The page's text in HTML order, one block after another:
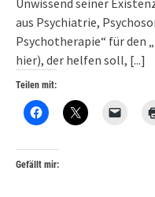
Unwissend seiner
aus Psychiatrie,
Psychotherapie“ für den
hier), der helfen soll, [...]
Teilen mit:
Gefällt mir: